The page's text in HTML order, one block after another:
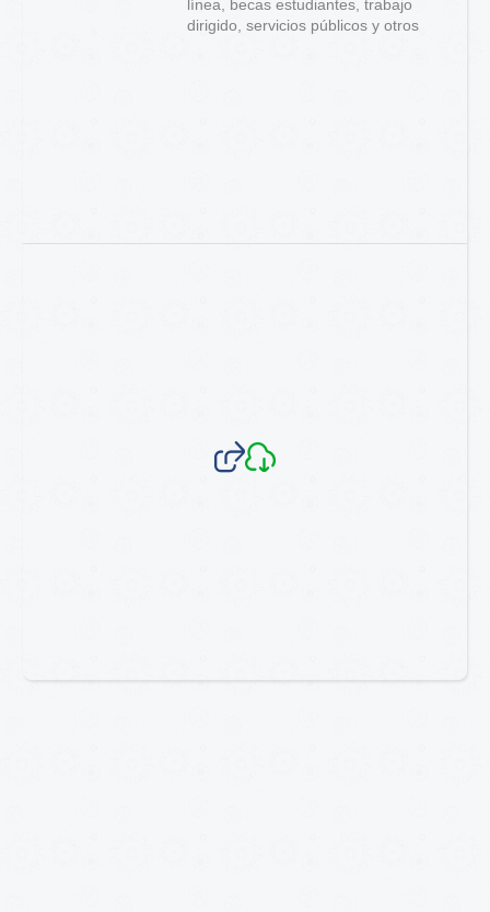
línea, becas estudiantes, trabajo
dirigido, servicios públicos y otros